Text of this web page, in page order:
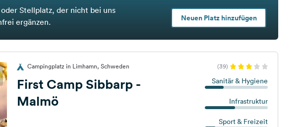
Stellplatz, der nicht bei uns
ergänzen.
Neuen Platz hinzufügen
Campingplatz in Limhamn, Schweden (39)
First Camp Sibbarp -
Malmö
Sanitär & Hygiene
Infrastruktur
Sport & Freizeit